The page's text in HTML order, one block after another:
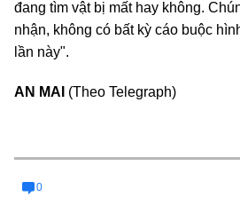
đang tìm vật bị mất hay không.
nhận, không có bất kỳ cáo buộc
lần này".
AN MAI (Theo Telegraph)
0